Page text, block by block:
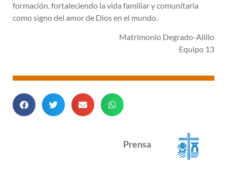
formación, fortaleciendo la vida familiar y comunitaria
como signo del amor de Dios en el mundo.
Matrimonio Degrado-Alillo
Equipo 13
Prensa